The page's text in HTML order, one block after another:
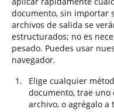
documento, sin importar
archivos de salida se
estructurados; no es
pesado. Puedes usar
navegador.
Elige cualquier
documento, trae
archivo, o agrégalo a